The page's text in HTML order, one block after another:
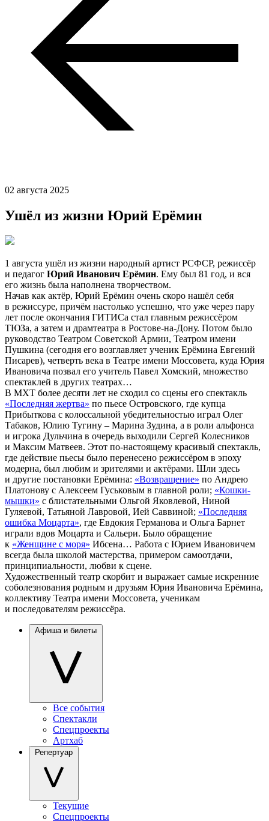
02 августа 2025
Ушёл из жизни Юрий Ерёмин
1 августа ушёл из жизни народный артист РСФСР, режиссёр
и педагог Юрий Иванович Ерёмин. Ему был 81 год, и вся
его жизнь была наполнена творчеством.
Начав как актёр, Юрий Ерёмин очень скоро нашёл себя
в режиссуре, причём настолько успешно, что уже через пару
лет после окончания ГИТИСа стал главным режиссёром
ТЮЗа, а затем и драмтеатра в Ростове-на-Дону. Потом было
руководство Театром Советской Армии, Театром имени
Пушкина (сегодня его возглавляет ученик Ерёмина Евгений
Писарев), четверть века в Театре имени Моссовета, куда Юрия
Ивановича позвал его учитель Павел Хомский, множество
спектаклей в других театрах…
В МХТ более десяти лет не сходил со сцены его спектакль
«Последняя жертва» по пьесе Островского, где купца
Прибыткова с колоссальной убедительностью играл Олег
Табаков, Юлию Тугину – Марина Зудина, а в роли альфонса
и игрока Дульчина в очередь выходили Сергей Колесников
и Максим Матвеев. Этот по-настоящему красивый спектакль,
где действие пьесы было перенесено режиссёром в эпоху
модерна, был любим и зрителями и актёрами. Шли здесь
и другие постановки Ерёмина: «Возвращение» по Андрею
Платонову с Алексеем Гуськовым в главной роли; «Кошки-
мышки» с блистательными Ольгой Яковлевой, Ниной
Гуляевой, Татьяной Лавровой, Ией Саввиной; «Последняя
ошибка Моцарта», где Евдокия Германова и Ольга Барнет
играли вдов Моцарта и Сальери. Было обращение
к «Женщине с моря» Ибсена… Работа с Юрием Ивановичем
всегда была школой мастерства, примером самоотдачи,
принципиальности, любви к сцене.
Художественный театр скорбит и выражает самые искренние
соболезнования родным и друзьям Юрия Ивановича Ерёмина,
коллективу Театра имени Моссовета, ученикам
и последователям режиссёра.
Афиша и билеты
Все события
Спектакли
Спецпроекты
Артхаб
Репертуар
Текущие
Спецпроекты